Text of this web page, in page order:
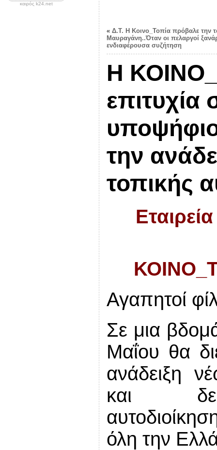
καιρός k24.net
« Δ.Τ. Η Κοινο_Τοπία πρόβαλε την
Μαυραγάνη..Όταν οι πελαργοί
ενδιαφέρουσα συζήτηση
Η
επιτυχία
την
τοπικής
Αγαπητοί
Σε μια
Μαΐου θα
ανάδειξη
και
όλη την